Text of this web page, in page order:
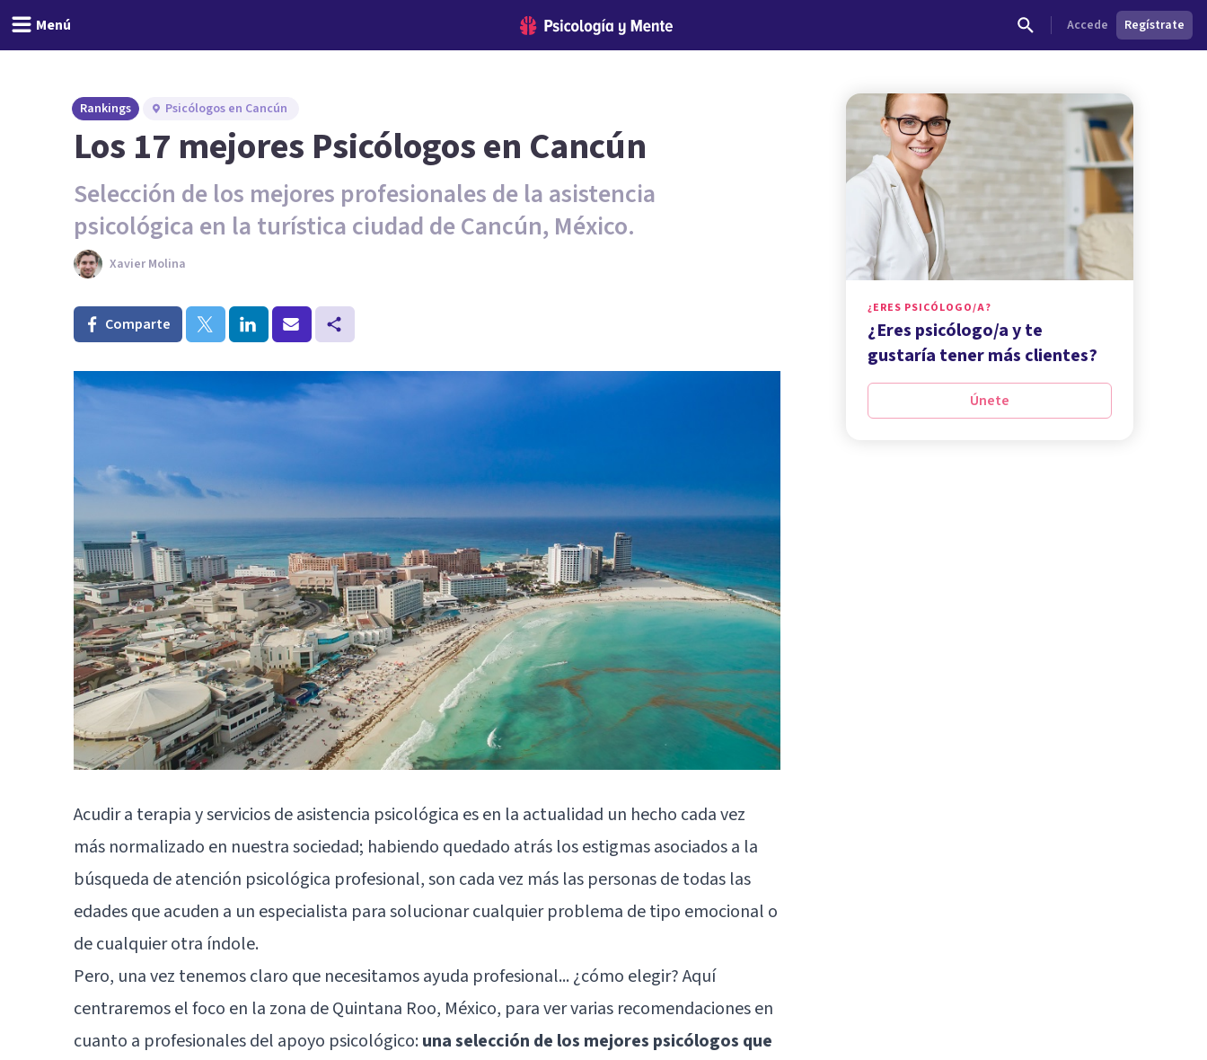
Menú Accede Regístrate
Rankings Psicólogos en Cancún
Los 17 mejores Psicólogos en Cancún
Selección de los mejores profesionales de la asistencia
psicológica en la turística ciudad de Cancún, México.
Xavier Molina
Comparte
Acudir a terapia y servicios de asistencia psicológica es en la actualidad un hecho cada vez
más normalizado en nuestra sociedad; habiendo quedado atrás los estigmas asociados a la
búsqueda de atención psicológica profesional, son cada vez más las personas de todas las
edades que acuden a un especialista para solucionar cualquier problema de tipo emocional o
de cualquier otra índole.
Pero, una vez tenemos claro que necesitamos ayuda profesional... ¿cómo elegir? Aquí
centraremos el foco en la zona de Quintana Roo, México, para ver varias recomendaciones en
cuanto a profesionales del apoyo psicológico:una selección de los mejores psicólogos que
¿ERES PSICÓLOGO/A?
¿Eres psicólogo/a y te
gustaría tener más clientes?
Únete